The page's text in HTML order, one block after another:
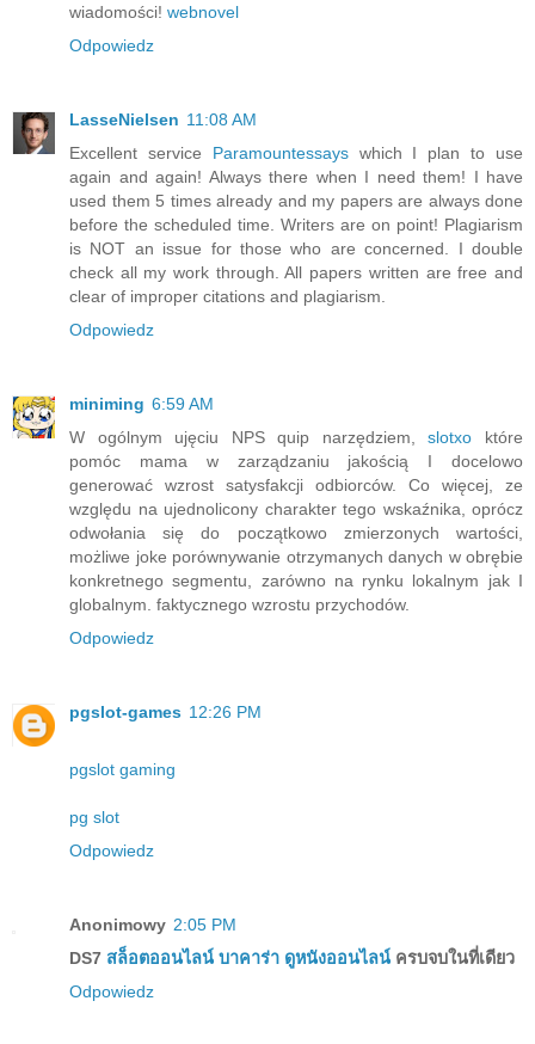
wiadomości! webnovel
Odpowiedz
LasseNielsen 11:08 AM
Excellent service Paramountessayswhich I plan to use
again and again! Always there when I need them! I have
used them 5 times already and my papers are always done
before the scheduled time. Writers are on point! Plagiarism
is NOT an issue for those who are concerned. I double
check all my work through. All papers written are free and
clear of improper citations and plagiarism.
Odpowiedz
miniming 6:59 AM
W ogólnym ujęciu NPS quip narzędziem,slotxo które
pomóc mama w zarządzaniu jakością I docelowo
generować wzrost satysfakcji odbiorców. Co więcej, ze
względu na ujednolicony charakter tego wskaźnika, oprócz
odwołania się do początkowo zmierzonych wartości,
możliwe joke porównywanie otrzymanych danych w obrębie
konkretnego segmentu, zarówno na rynku lokalnym jak I
globalnym. faktycznego wzrostu przychodów.
Odpowiedz
pgslot-games 12:26 PM
pgslot gaming
pg slot
Odpowiedz
Anonimowy 2:05 PM
DS7 สล็อตออนไลน์ บาคาร่า ดูหนังออนไลน์ ครบจบในที่เดียว
Odpowiedz